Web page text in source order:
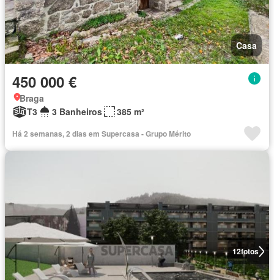
Casa
450 000 €
Braga
T3
3 Banheiros 385 m²
Há 2 semanas, 2 dias em Supercasa - Grupo Mérito
12fotos